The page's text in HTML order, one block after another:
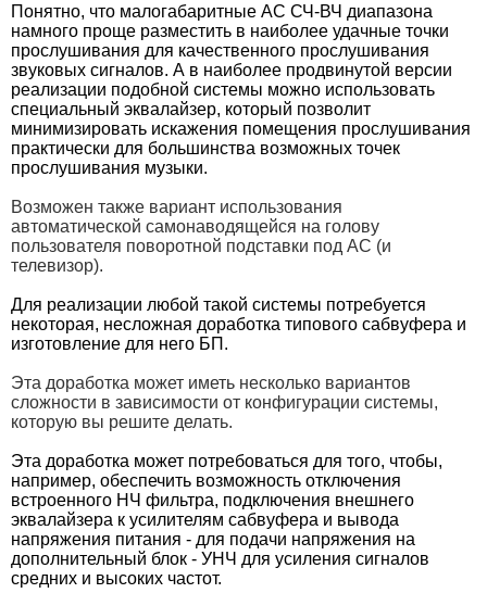
Понятно, что малогабаритные АС СЧ-ВЧ диапазона
намного проще разместить в наиболее удачные точки
прослушивания для качественного прослушивания
звуковых сигналов. А в наиболее продвинутой версии
реализации подобной системы можно использовать
специальный эквалайзер, который позволит
минимизировать искажения помещения прослушивания
практически для большинства возможных точек
прослушивания музыки.
Возможен также вариант использования
автоматической самонаводящейся на голову
пользователя поворотной подставки под АС (и
телевизор).
Для реализации любой такой системы потребуется
некоторая, несложная доработка типового сабвуфера и
изготовление для него БП.
Эта доработка может иметь несколько вариантов
сложности в зависимости от конфигурации системы,
которую вы решите делать.
Эта доработка может потребоваться для того, чтобы,
например, обеспечить возможность отключения
встроенного НЧ фильтра, подключения внешнего
эквалайзера к усилителям сабвуфера и вывода
напряжения питания - для подачи напряжения на
дополнительный блок - УНЧ для усиления сигналов
средних и высоких частот.